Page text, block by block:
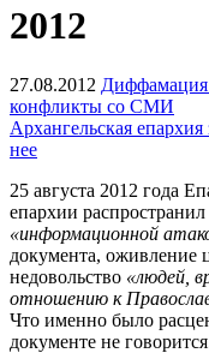
2012
27.08.2012 Диффамация
конфликты со СМИ
Архангельская
нее
25 августа 2012 года
епархии
«информационной
документа, оживление
недовольство «людей,
отношению к
Что именно было
документе не